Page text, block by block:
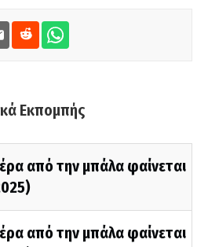
Εκπομπής
από την μπάλα φαίνεται
από την μπάλα φαίνεται